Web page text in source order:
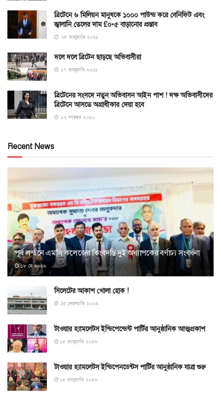
ব্রিটেনে ৬ মিলিয়ন মানুষকে ১০০০ পাউন্ড করে বেনিফিট এবং
জ্বালানি তেলের দাম £০•৫ বাড়ানোর প্রস্তাব
২৫ জানুয়ারি ২০২১
দলে দলে ব্রিটেন ছাড়ছে অভিবাসীরা
১৭ জানুয়ারি ২০২১
ব্রিটেনের সংসদে নতুন অভিবাসন আইন পাশ ! দক্ষ অভিবাসীদের
ব্রিটেনে আসতে অগ্রাধীকার দেয়া হবে
১২ নভেম্বর ২০২০
Recent News
পূর্ব লন্ডনে এমসি কলেজের কিংবদন্তি দুই অধ্যাপকের বর্ণাঢ্য সংবর্ধনা
১৮ মে ২০২৬
সিলেটের আকাশ খোলা হোক !
২৫ ফেব্রুয়ারি ২০২৬
টাওয়ার হ্যামলেটস ইন্ডিপেন্ডেন্ট পার্টির আনুষ্ঠানিক আত্মপ্রকাশ
১৫ জানুয়ারি ২০২৬
টাওয়ার হ্যামলেটস ইন্ডিপেনডেন্টস পার্টির আনুষ্ঠানিক যাত্রা শুরু
১৫ জানুয়ারি ২০২৬